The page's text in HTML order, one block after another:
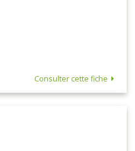
Consulter cette fiche